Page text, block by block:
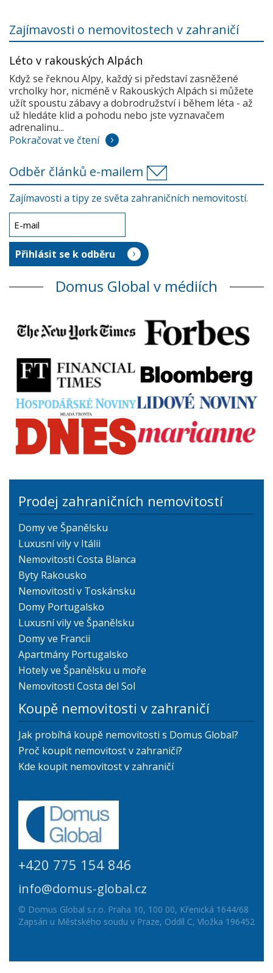
Zajímavosti o nemovitostech v zahraničí
Léto v rakouských Alpách
Když se řeknou Alpy, každý si představí zasněžené
vrcholky hor, nicméně v Rakouských Alpách si můžete
užít spoustu zábavy a dobrodružství i během léta - až
už hledáte klid a pohodu nebo jste vyznavačem
adrenalinu...
Pokračovat ve čtení
Odběr článků e-mailem
Zajímavosti a tipy ze světa zahraničních nemovitostí.
Domus Global v médiích
Prodej zahraničních nemovitostí
Domy ve Španělsku
Luxusní vily v Itálii
Nemovitosti Costa Blanca
Byty Rakousko
Nemovitosti v Toskánsku
Domy Portugalsko
Luxusní vily ve Španělsku
Domy ve Francii
Apartmány Portugalsko
Hotely ve Španělsku u moře
Nemovitosti Costa del Sol
Koupě nemovitosti v zahraničí
Jak probíhá koupě nemovitosti s Domus Global?
Proč koupit nemovitost v zahraničí?
Kde koupit nemovitost v zahraničí
+420 775 154 846
info@domus-global.cz
© Domus Global s.r.o. Praha 10, 100 00, Křenická 1644/68
Zapsán u Městského soudu v Praze, Oddíl C, Vložka 196452